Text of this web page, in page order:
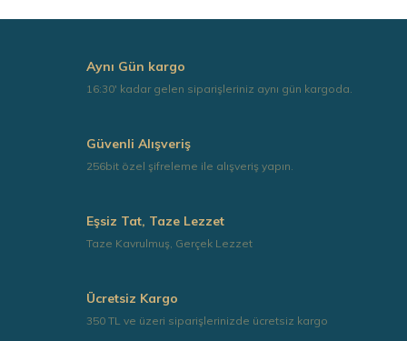
Ürün fiyatı diğer sitelerden daha pahalı.
Gönder
Aynı Gün kargo
16:30' kadar gelen siparişleriniz aynı gün kargoda.
Güvenli Alışveriş
256bit özel şifreleme ile alışveriş yapın.
Eşsiz Tat, Taze Lezzet
Taze Kavrulmuş, Gerçek Lezzet
Ücretsiz Kargo
350 TL ve üzeri siparişlerinizde ücretsiz kargo